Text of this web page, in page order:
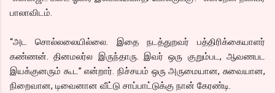
பாலாவிடம்.
“அட சொல்லலையில்லை. இதை நடத்துறவர் பத்திரிக்கையாளர்
கண்ணன். தினமலர்ல இருந்தாரு. இவர் ஒரு குறும்பட, ஆவணபட
இயக்குனரும் கூட” என்றார். நிச்சயம் ஒரு அருமையான, சுவையான,
நிறைவான, டிவைனான வீட்டு சாப்பாட்டுக்கு நான் கேரண்டி.